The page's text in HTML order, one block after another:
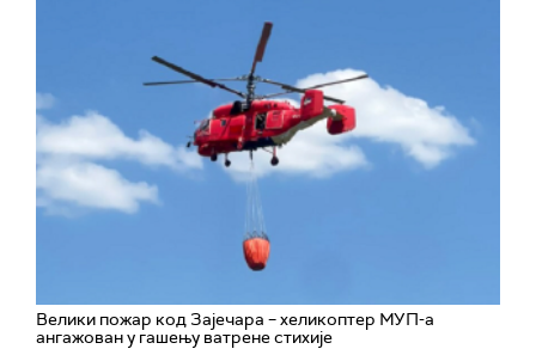
Велики пожар код Зајечара – хеликоптер МУП-а
ангажован у гашењу ватрене стихије